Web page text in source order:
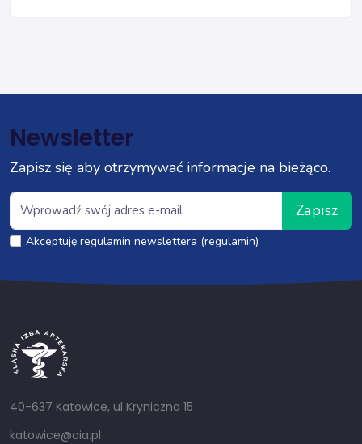
Newsletter
Zapisz się aby otrzymywać informacje na bieżąco.
Zapisz
Akceptuję regulamin newslettera (regulamin)
40-637 Katowice, ul Kryniczna 15
katowice@oia.pl